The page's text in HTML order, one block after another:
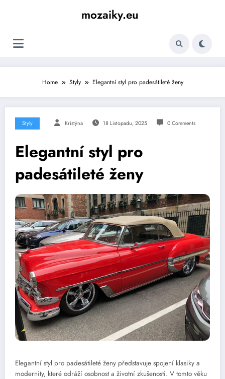
mozaiky.eu
Home Styly Elegantní styl pro padesátileté ženy
Styly Kristýna 18 Listopadu, 2025 0 Comments
Elegantní styl pro
padesátileté ženy
Elegantní styl pro padesátileté ženy představuje spojení klasiky a
modernity, které odráží osobnost a životní zkušenosti. V tomto věku